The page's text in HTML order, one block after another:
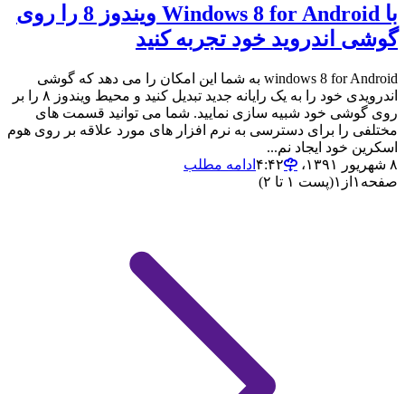
با Windows 8 for Android ویندوز 8 را روی
گوشی اندروید خود تجربه کنید
windows 8 for Android به شما این امکان را می دهد که گوشی
اندرویدی خود را به یک رایانه جدید تبدیل کنید و محیط ویندوز ۸ را بر
روی گوشی خود شبیه سازی نمایید. شما می توانید قسمت های
مختلفی را برای دسترسی به نرم افزار های مورد علاقه بر روی هوم
اسکرین خود ایجاد نم...
۸ شهریور ۱۳۹۱،‏ ۴:۴۲
ادامه مطلب
صفحه ۱ از ۱(پست ۱ تا ۲)